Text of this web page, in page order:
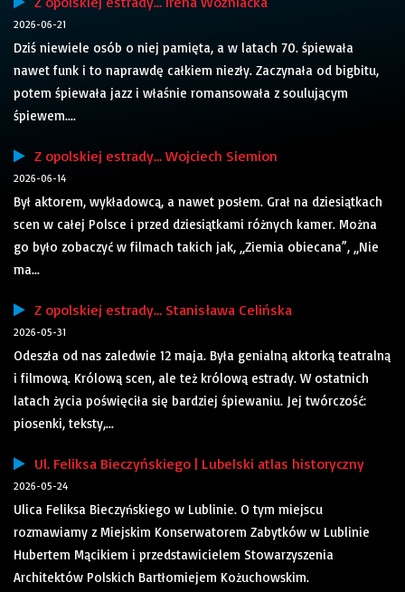
2026-06-21
Dziś niewiele osób o niej pamięta, a w latach 70. śpiewała
nawet funk i to naprawdę całkiem niezły. Zaczynała od bigbitu,
potem śpiewała jazz i właśnie romansowała z soulującym
śpiewem....
Z opolskiej estrady… Wojciech Siemion
2026-06-14
Był aktorem, wykładowcą, a nawet posłem. Grał na dziesiątkach
scen w całej Polsce i przed dziesiątkami różnych kamer. Można
go było zobaczyć w filmach takich jak, „Ziemia obiecana”, „Nie
ma...
Z opolskiej estrady… Stanisława Celińska
2026-05-31
Odeszła od nas zaledwie 12 maja. Była genialną aktorką teatralną
i filmową. Królową scen, ale też królową estrady. W ostatnich
latach życia poświęciła się bardziej śpiewaniu. Jej twórczość:
piosenki, teksty,...
Ul. Feliksa Bieczyńskiego | Lubelski atlas historyczny
2026-05-24
Ulica Feliksa Bieczyńskiego w Lublinie. O tym miejscu
rozmawiamy z Miejskim Konserwatorem Zabytków w Lublinie
Hubertem Mącikiem i przedstawicielem Stowarzyszenia
Architektów Polskich Bartłomiejem Kożuchowskim.